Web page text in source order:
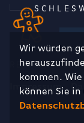
Wir würden
kommen.
können Sie in
RECHTLICHES
Impressum